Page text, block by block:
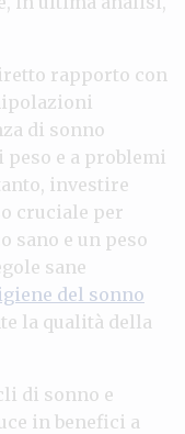
rapporto con
di sonno
peso e a problemi
investire
cruciale per
sano e un peso
sane
del sonno
la qualità della
di sonno e
in benefici a